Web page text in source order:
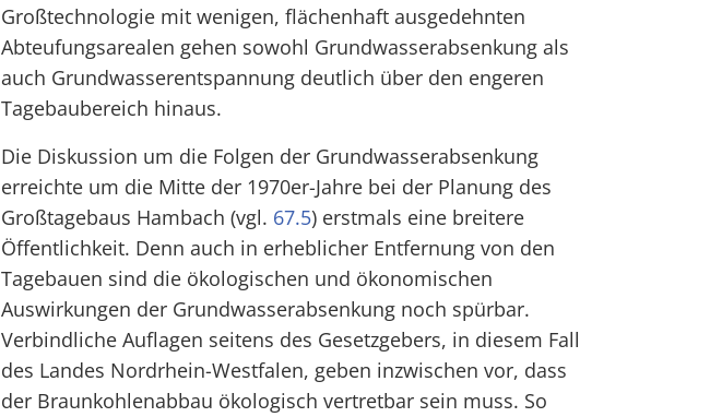
Großtechnologie mit wenigen, flächenhaft ausgedehnten
Abteufungsarealen gehen sowohl Grundwasserabsenkung als
auch Grundwasserentspannung deutlich über den engeren
Tagebaubereich hinaus.
Die Diskussion um die Folgen der Grundwasserabsenkung
erreichte um die Mitte der 1970er-Jahre bei der Planung des
Großtagebaus Hambach (vgl. 67.5) erstmals eine breitere
Öffentlichkeit. Denn auch in erheblicher Entfernung von den
Tagebauen sind die ökologischen und ökonomischen
Auswirkungen der Grundwasserabsenkung noch spürbar.
Verbindliche Auflagen seitens des Gesetzgebers, in diesem Fall
des Landes Nordrhein-Westfalen, geben inzwischen vor, dass
der Braunkohlenabbau ökologisch vertretbar sein muss. So